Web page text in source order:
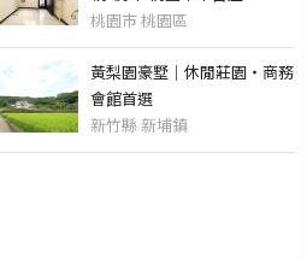
桃園市 桃園區
黃梨園豪墅｜休閒莊園・商務
會館首選
新竹縣 新埔鎮